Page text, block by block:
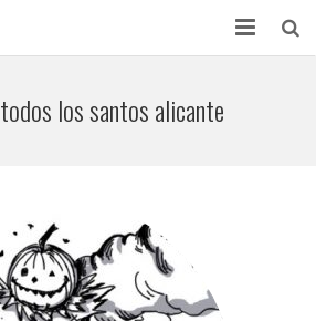
todos los santos alicante